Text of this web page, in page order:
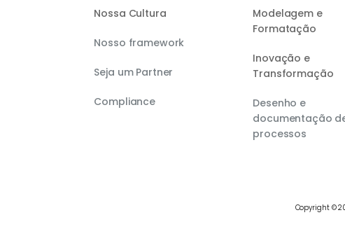
Nossa Cultura
Nosso framework
Seja um Partner
Compliance
Modelagem e
Formatação
Inovação e
Transformação
Desenho e
documentação
processos
Copyright ©